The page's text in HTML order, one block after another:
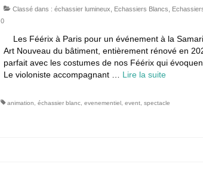
Classé dans : échassier lumineux Echassiers Blancs
0
Les Féérix à Paris pour un événement à la
Art Nouveau du bâtiment, entièrement rénové en
parfait avec les costumes de nos Féérix qui
Le violoniste accompagnant … Lire la suite­­
animation échassier blanc, evenementiel, event, spectacle